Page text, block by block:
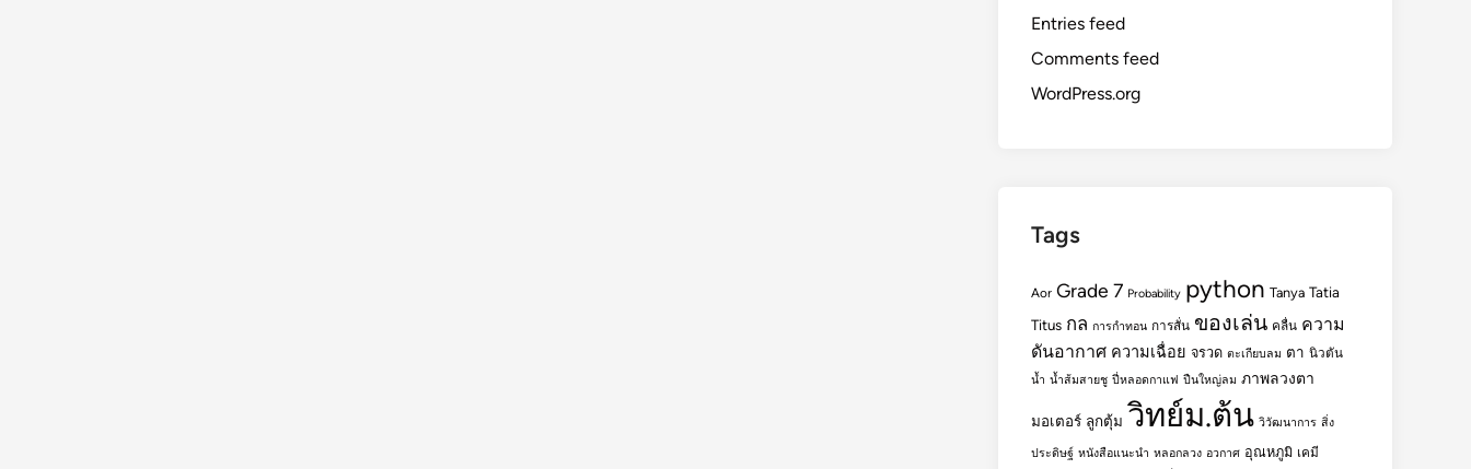
Entries feed
Comments feed
WordPress.org
Tags
Aor Grade 7 Probability python Tanya Tatia
Titus กล การกำทอน การสั่น ของเล่น คลื่น ความ
ดันอากาศ ความเฉื่อย จรวด ตะเกียบลม ตา นิวตัน
น้ำ น้ำส้มสายชู ปี่หลอดกาแฟ ปืนใหญ่ลม ภาพลวงตา
มอเตอร์ ลูกตุ้ม วิทย์ม.ต้น วิวัฒนาการ สิ่ง
ประดิษฐ์ หนังสือแนะนำ หลอกลวง อวกาศ อุณหภูมิ เคมี